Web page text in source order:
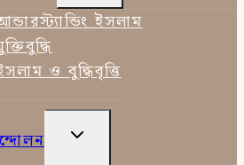
MENUইসলাম
ও বুদ্ধিবৃত্তি
TOGGLE